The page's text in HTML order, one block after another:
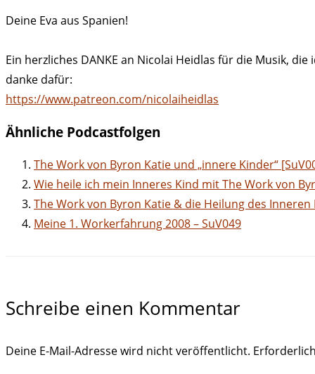
Deine Eva aus Spanien!
Ein herzliches DANKE an Nicolai Heidlas für die Musik,
danke dafür:
https://www.patreon.com/nicolaiheidlas
Ähnliche Podcastfolgen
The Work von Byron Katie und „innere Kinder“
Wie heile ich mein Inneres Kind mit The Work von
The Work von Byron Katie & die Heilung des Inneren
Meine 1. Workerfahrung 2008 – SuV049
Schreibe einen Kommentar
Deine E-Mail-Adresse wird nicht veröffentlicht.